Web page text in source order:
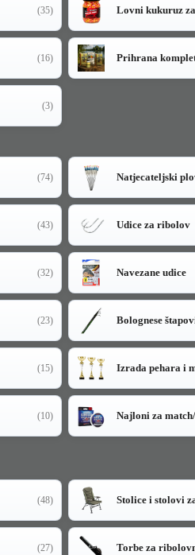
(35) Lovni kukuruz
(16) Prihrana
(3)
(74) Natjecateljski
(43) Udice za ribolov
(32) Navezane udice
(23) Bolognese
(15) Izrada pehara i
(10) Najloni za
(48) Stolice i stolovi
(27) Torbe za